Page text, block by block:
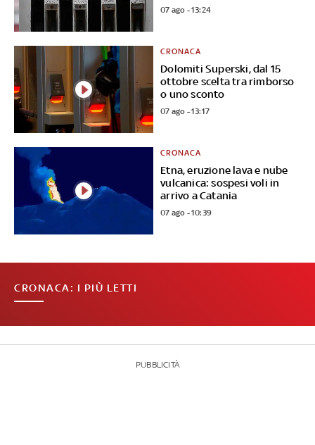
07 ago - 13:24
Dolomiti Superski, dal 15
ottobre scelta tra rimborso
o uno sconto
CRONACA
07 ago - 13:17
Etna, eruzione lava e nube
vulcanica: sospesi voli in
arrivo a Catania
CRONACA
07 ago - 10:39
CRONACA: I PIÙ LETTI
PUBBLICITÀ